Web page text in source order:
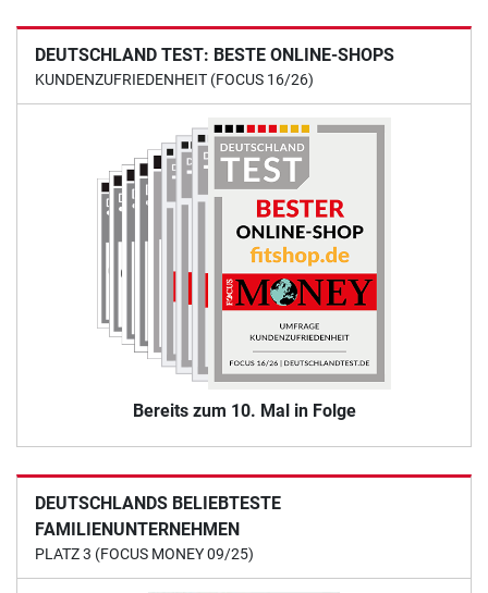
DEUTSCHLAND TEST: BESTE ONLINE-SHOPS
KUNDENZUFRIEDENHEIT (FOCUS 16/26)
Bereits zum 10. Mal in Folge
DEUTSCHLANDS BELIEBTESTE
FAMILIENUNTERNEHMEN
PLATZ 3 (FOCUS MONEY 09/25)